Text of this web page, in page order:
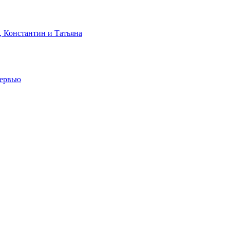
и Татьяна